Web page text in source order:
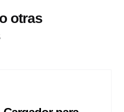
otras